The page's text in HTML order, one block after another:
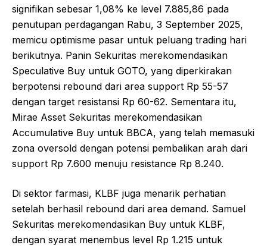
signifikan sebesar 1,08% ke level 7.885,86 pada
penutupan perdagangan Rabu, 3 September 2025,
memicu optimisme pasar untuk peluang trading hari
berikutnya. Panin Sekuritas merekomendasikan
Speculative Buy untuk GOTO, yang diperkirakan
berpotensi rebound dari area support Rp 55-57
dengan target resistansi Rp 60-62. Sementara itu,
Mirae Asset Sekuritas merekomendasikan
Accumulative Buy untuk BBCA, yang telah memasuki
zona oversold dengan potensi pembalikan arah dari
support Rp 7.600 menuju resistance Rp 8.240.
Di sektor farmasi, KLBF juga menarik perhatian
setelah berhasil rebound dari area demand. Samuel
Sekuritas merekomendasikan Buy untuk KLBF,
dengan syarat menembus level Rp 1.215 untuk